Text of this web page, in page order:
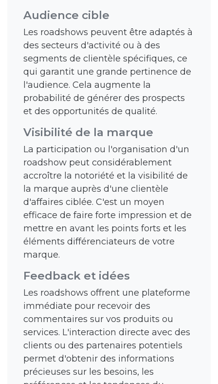
Audience cible
Les roadshows peuvent être adaptés à
des secteurs d'activité ou à des
segments de clientèle spécifiques, ce
qui garantit une grande pertinence de
l'audience. Cela augmente la
probabilité de générer des prospects
et des opportunités de qualité.
Visibilité de la marque
La participation ou l'organisation d'un
roadshow peut considérablement
accroître la notoriété et la visibilité de
la marque auprès d'une clientèle
d'affaires ciblée. C'est un moyen
efficace de faire forte impression et de
mettre en avant les points forts et les
éléments différenciateurs de votre
marque.
Feedback et idées
Les roadshows offrent une plateforme
immédiate pour recevoir des
commentaires sur vos produits ou
services. L'interaction directe avec des
clients ou des partenaires potentiels
permet d'obtenir des informations
précieuses sur les besoins, les